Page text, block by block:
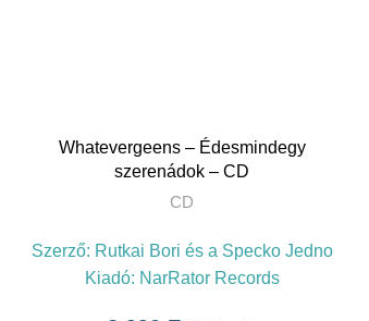
TOVÁBB
Whatevergeens – Édesmindegy
szerenádok – CD
CD
Szerző: Rutkai Bori és a Specko Jedno
Kiadó: NarRator Records